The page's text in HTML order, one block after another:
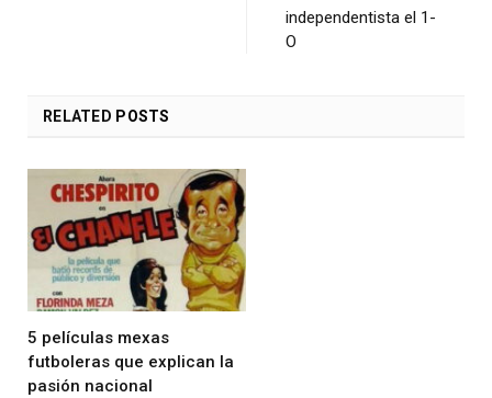
independentista el 1-
O
RELATED POSTS
5 películas mexas
futboleras que explican la
pasión nacional